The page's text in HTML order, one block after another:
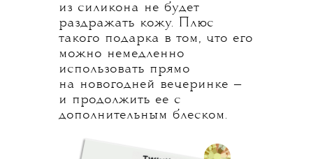
из силикона не будет
раздражать кожу. Плюс
такого подарка в том, что его
можно немедленно
использовать прямо
на новогодней вечеринке —
и продолжить ее с
дополнительным блеском.